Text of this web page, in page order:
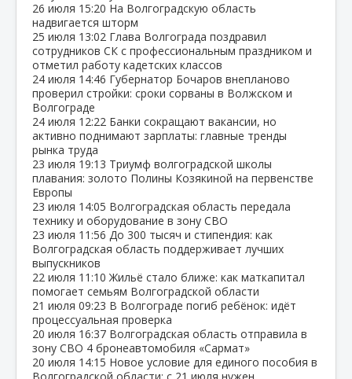
26 июля 15:20 На Волгоградскую область
надвигается шторм
25 июля 13:02 Глава Волгограда поздравил
сотрудников СК с профессиональным праздником и
отметил работу кадетских классов
24 июля 14:46 Губернатор Бочаров внепланово
проверил стройки: сроки сорваны в Волжском и
Волгограде
24 июля 12:22 Банки сокращают вакансии, но
активно поднимают зарплаты: главные тренды
рынка труда
23 июля 19:13 Триумф волгоградской школы
плавания: золото Полины Козякиной на первенстве
Европы
23 июля 14:05 Волгоградская область передала
технику и оборудование в зону СВО
23 июля 11:56 До 300 тысяч и стипендия: как
Волгоградская область поддерживает лучших
выпускников
22 июля 11:10 Жильё стало ближе: как маткапитал
помогает семьям Волгоградской области
21 июля 09:23 В Волгограде погиб ребёнок: идёт
процессуальная проверка
20 июля 16:37 Волгоградская область отправила в
зону СВО 4 бронеавтомобиля «Сармат»
20 июля 14:15 Новое условие для единого пособия в